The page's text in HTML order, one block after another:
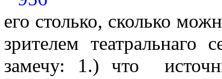
его столько, сколько
зрителем театральнаго
замечу: 1.) что